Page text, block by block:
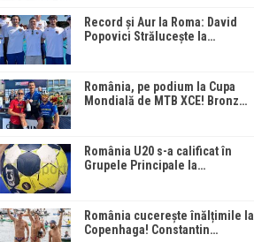
Record și Aur la Roma: David
Popovici Strălucește la…
România, pe podium la Cupa
Mondială de MTB XCE! Bronz…
România U20 s-a calificat în
Grupele Principale la…
România cucerește înălțimile la
Copenhaga! Constantin…